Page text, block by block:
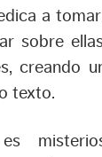
a
sobre
creando
texto.